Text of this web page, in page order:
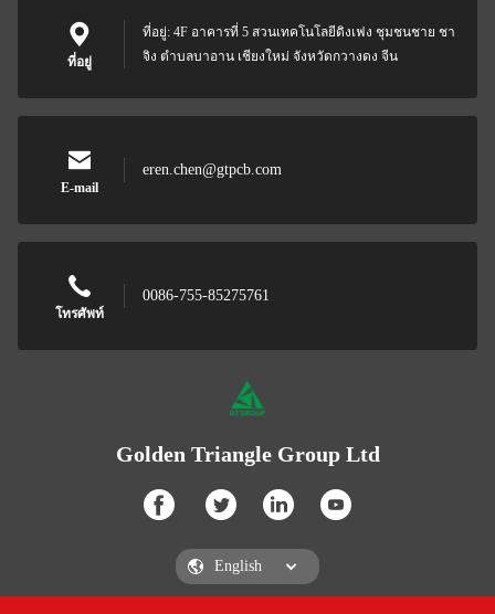
ที่อยู่
ที่อยู่: 4F อาคารที่ 5 สวนเทคโนโลยีดิงเฟง ชุมชนชาย ชา
จิง ตําบลบาอาน เชียงใหม่ จังหวัดกวางดง จีน
E-mail
eren.chen@gtpcb.com
โทรศัพท์
0086-755-85275761
Golden Triangle Group Ltd